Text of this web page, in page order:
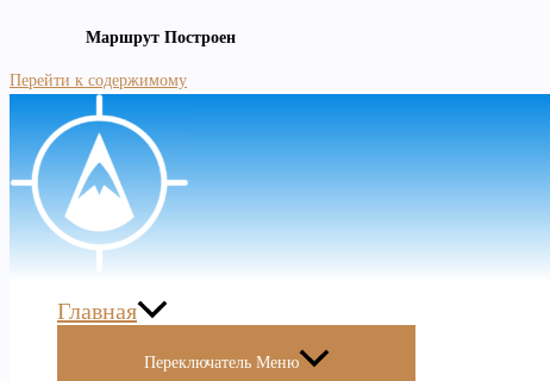
Маршрут Построен
Перейти к содержимому
Главная
Переключатель Меню